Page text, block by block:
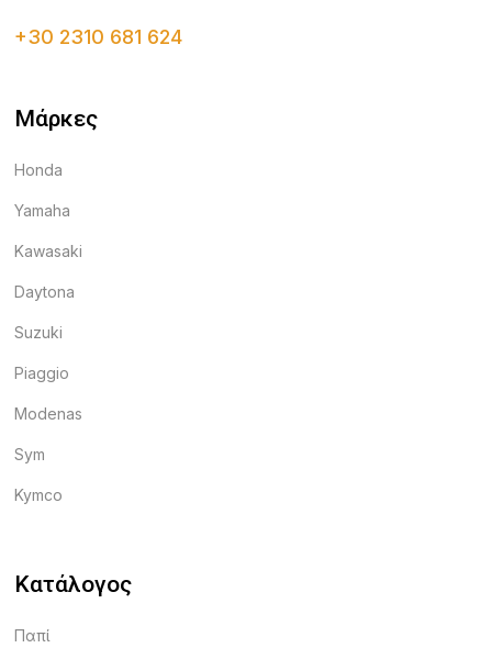
+30 2310 681 624
Μάρκες
Honda
Yamaha
Kawasaki
Daytona
Suzuki
Piaggio
Modenas
Sym
Kymco
Κατάλογος
Παπί